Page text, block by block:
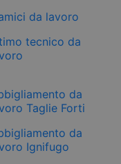
da lavoro
tecnico da
da
Taglie Forti
da
Ignifugo